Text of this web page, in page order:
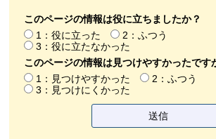
このページの情報は役に立ちましたか？
1：役に立った
2：ふつう
3：役に立たなかった
このページの情報は見つけやすかったです
1：見つけやすかった
2：ふつう
3：見つけにくかった